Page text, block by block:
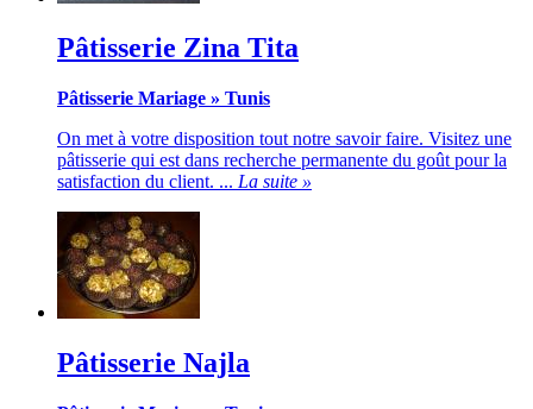
Pâtisserie Zina Tita
Pâtisserie Mariage » Tunis
On met à votre disposition tout notre savoir faire. Visitez une
pâtisserie qui est dans recherche permanente du goût pour la
satisfaction du client. ... La suite »
Pâtisserie Najla